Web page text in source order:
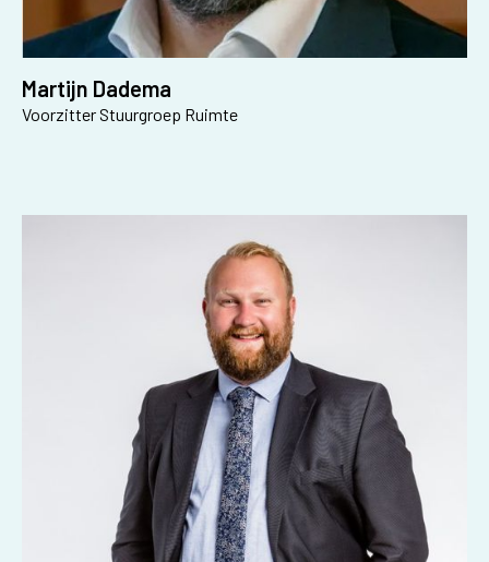
Martijn Dadema
Voorzitter Stuurgroep Ruimte